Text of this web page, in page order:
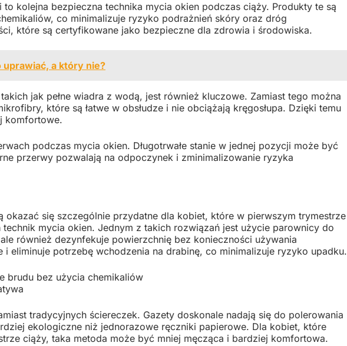
kolejna bezpieczna technika mycia okien podczas ciąży. Produkty te są
co minimalizuje ryzyko podrażnień skóry oraz dróg
które są certyfikowane jako bezpieczne dla zdrowia i środowiska.
a który nie?
jak pełne wiadra z wodą, jest również kluczowe. Zamiast tego można
które są łatwe w obsłudze i nie obciążają kręgosłupa. Dzięki temu
komfortowe.
podczas mycia okien. Długotrwałe stanie w jednej pozycji może być
przerwy pozwalają na odpoczynek i zminimalizowanie ryzyka
okazać się szczególnie przydatne dla kobiet, które w pierwszym trymestrze
mycia okien. Jednym z takich rozwiązań jest użycie parownicy do
również dezynfekuje powierzchnię bez konieczności używania
i eliminuje potrzebę wchodzenia na drabinę, co minimalizuje ryzyko upadku.
brudu bez użycia chemikaliów
tradycyjnych ściereczek. Gazety doskonale nadają się do polerowania
ekologiczne niż jednorazowe ręczniki papierowe. Dla kobiet, które
ciąży, taka metoda może być mniej męcząca i bardziej komfortowa.